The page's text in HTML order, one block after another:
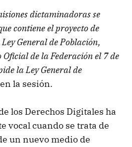
dictaminadoras se
contiene el proyecto de
General de Población,
de la Federación el 7 de
la Ley General de
la sesión.
los Derechos Digitales ha
vocal cuando se trata de
un nuevo medio de